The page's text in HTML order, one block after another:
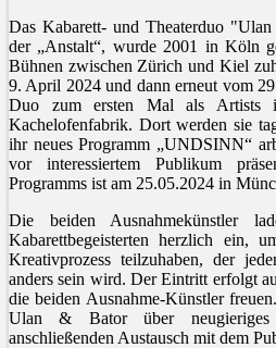
Das Kabarett- und Theaterduo
der „Anstalt“, wurde 2001 in Köln
Bühnen zwischen Zürich und Kiel
9. April 2024 und dann erneut vom
Duo zum ersten Mal als Artists
Kachelofenfabrik. Dort werden sie
ihr neues Programm „UNDSINN“
vor interessiertem Publikum
Programms ist am 25.05.2024 in
Die beiden Ausnahmekünstler
Kabarettbegeisterten herzlich ein,
Kreativprozess teilzuhaben, der
anders sein wird. Der Eintritt erfolgt
die beiden Ausnahme-Künstler
Ulan & Bator über
anschließenden Austausch mit dem